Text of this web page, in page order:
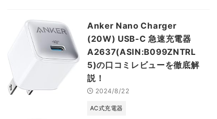
Anker Nano Charger
(20W) USB-C 急速充電器
A2637(ASIN:B099ZNTRL
5)の口コミレビューを徹底解
説！
2024/8/22
AC式充電器